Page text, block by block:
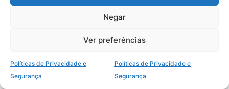
Negar
Ver preferências
Políticas de Privacidade e
Segurança
Políticas de Privacidade e
Segurança
verdade? Isso combina com a vida que estou
buscando em Deus? Essas perguntas filtram
impulsos e protegem a missão. Evangelizar nas
performance. Pode ser uma extensão serena
da vida com Deus, marcada por oração,